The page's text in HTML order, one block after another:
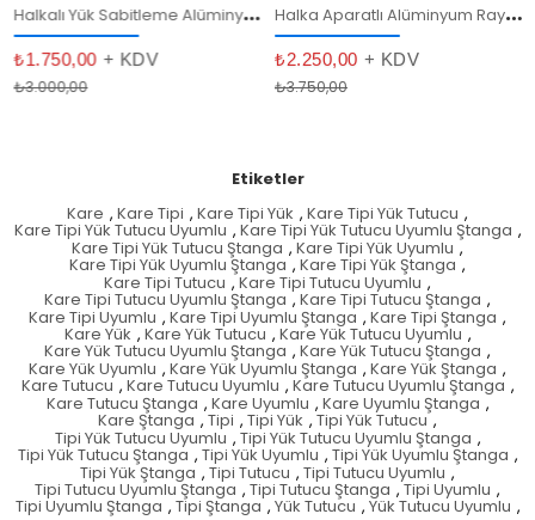
H
alkalı Yük Sabitleme Alüminyum Ray 12 Cm
₺1.750,00 + KDV
₺3.000,00
H
alka Aparatlı Alüminyum Ray 30cm
₺2.250,00 + KDV
₺3.750,00
Etiketler
Kare , Kare Tipi , Kare Tipi Yük , Kare Tipi Yük Tutucu ,
Kare Tipi Yük Tutucu Uyumlu , Kare Tipi Yük Tutucu Uyumlu Ştanga ,
Kare Tipi Yük Tutucu Ştanga , Kare Tipi Yük Uyumlu ,
Kare Tipi Yük Uyumlu Ştanga , Kare Tipi Yük Ştanga ,
Kare Tipi Tutucu ,Kare Tipi Tutucu Uyumlu ,
Kare Tipi Tutucu Uyumlu Ştanga , Kare Tipi Tutucu Ştanga ,
Kare Tipi Uyumlu , Kare Tipi Uyumlu Ştanga , Kare Tipi Ştanga ,
Kare Yük , Kare Yük Tutucu , Kare Yük Tutucu Uyumlu ,
Kare Yük Tutucu Uyumlu Ştanga , Kare Yük Tutucu Ştanga ,
Kare Yük Uyumlu , Kare Yük Uyumlu Ştanga , Kare Yük Ştanga ,
Kare Tutucu , Kare Tutucu Uyumlu , Kare Tutucu Uyumlu Ştanga ,
Kare Tutucu Ştanga , Kare Uyumlu , Kare Uyumlu Ştanga ,
Kare Ştanga , Tipi , Tipi Yük , Tipi Yük Tutucu ,
Tipi Yük Tutucu Uyumlu , Tipi Yük Tutucu Uyumlu Ştanga ,
Tipi Yük Tutucu Ştanga , Tipi Yük Uyumlu , Tipi Yük Uyumlu Ştanga ,
Tipi Yük Ştanga , Tipi Tutucu , Tipi Tutucu Uyumlu ,
Tipi Tutucu Uyumlu Ştanga , Tipi Tutucu Ştanga , Tipi Uyumlu ,
Tipi Uyumlu Ştanga , Tipi Ştanga , Yük Tutucu , Yük Tutucu Uyumlu ,